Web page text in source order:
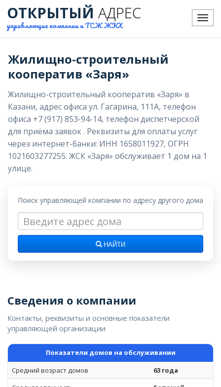
Меню
ОТКРЫТЫЙ АДРЕС
управляющие компании и ТСЖ ЖКХ
Жилищно-строительный
кооператив «Заря»
Жилищно-строительный кооператив «Заря» в
Казани, адрес офиса ул. Гагарина, 111А, телефон
офиса +7 (917) 853-94-14, телефон диспетчерской
для приёма заявок . Реквизиты для оплаты услуг
через интернет-банки: ИНН 1658011927, ОГРН
1021603277255. ЖСК «Заря» обслуживает 1 дом на 1
улице.
Поиск управляющей компании по адресу другого дома
НАЙТИ
Сведения о компании
Контакты, реквизиты и основные показатели
управляющей организации
Показатели домов на обслуживании
Средний возраст домов
63 года